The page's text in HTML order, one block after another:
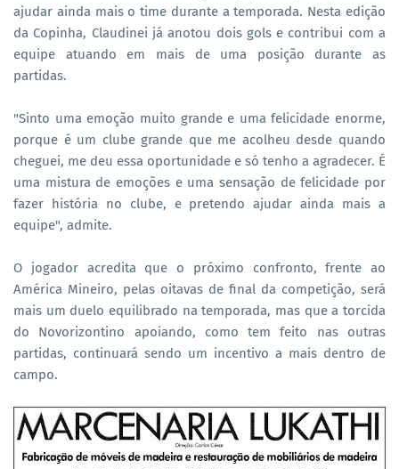
ajudar ainda mais o time durante a temporada. Nesta edição
da Copinha, Claudinei já anotou dois gols e contribui com a
equipe atuando em mais de uma posição durante as
partidas.
"Sinto uma emoção muito grande e uma felicidade enorme,
porque é um clube grande que me acolheu desde quando
cheguei, me deu essa oportunidade e só tenho a agradecer. É
uma mistura de emoções e uma sensação de felicidade por
fazer história no clube, e pretendo ajudar ainda mais a
equipe", admite.
O jogador acredita que o próximo confronto, frente ao
América Mineiro, pelas oitavas de final da competição, será
mais um duelo equilibrado na temporada, mas que a torcida
do Novorizontino apoiando, como tem feito nas outras
partidas, continuará sendo um incentivo a mais dentro de
campo.